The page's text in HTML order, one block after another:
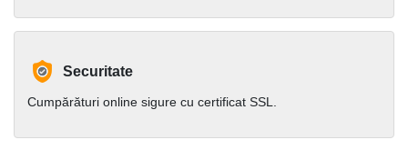
Securitate
Cumpărături online sigure cu certificat SSL.